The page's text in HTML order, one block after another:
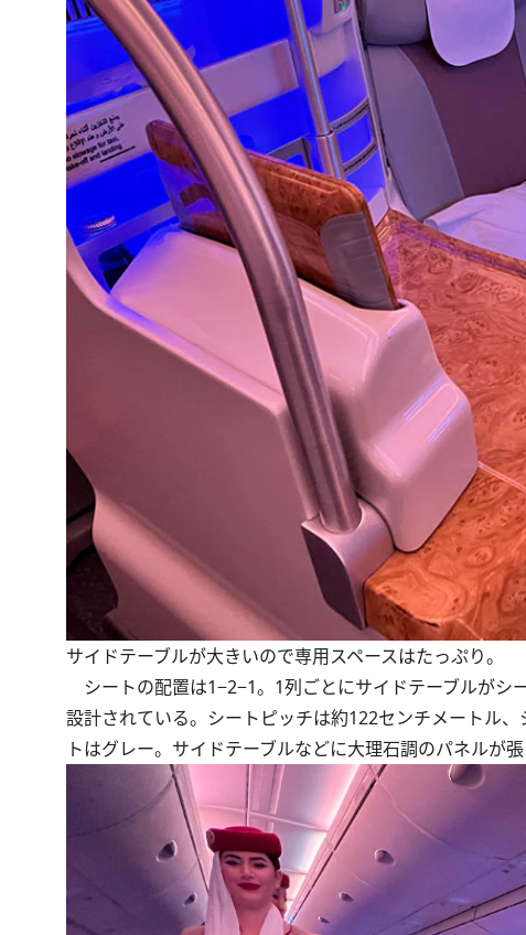
サイドテーブルが大きいので専用スペースはたっぷり。
シートの配置は1−2−1。1列ごとにサイドテーブルがシ
設計されている。シートピッチは約122センチメートル
トはグレー。サイドテーブルなどに大理石調のパネルが張